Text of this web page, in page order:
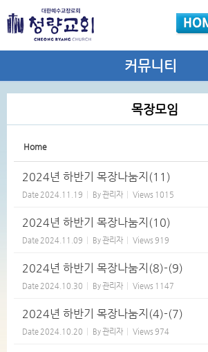
커뮤니티
목장모임
Home
2024년 하반기 목장나눔지(11)
Date 2024.11.19 By관리자 Views 1015
2024년 하반기 목장나눔지(10)
Date 2024.11.09 By관리자 Views 919
2024년 하반기 목장나눔지(8)-(9)
Date 2024.10.30 By관리자 Views 1147
2024년 하반기 목장나눔지(4)-(7)
Date 2024.10.20 By관리자 Views 974
Sketchbook5, 스케치
Sketchbook5, 스케